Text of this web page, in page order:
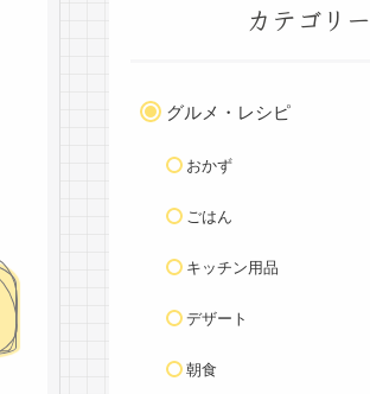
カテゴリー
グルメ・レシピ
おかず
ごはん
キッチン用品
デザート
朝食